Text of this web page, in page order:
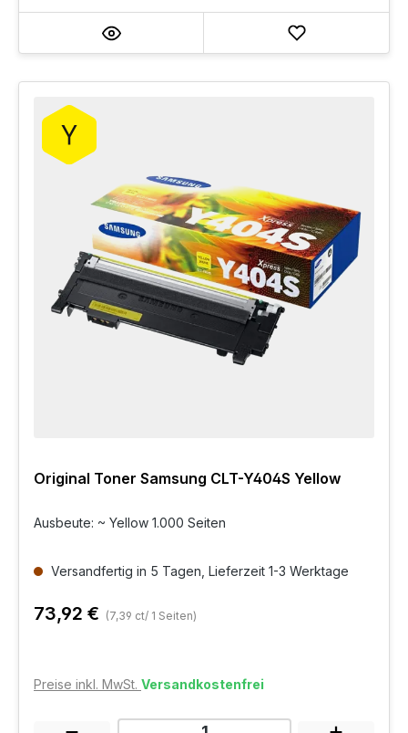
Original Toner Samsung CLT-Y404S Yellow
Ausbeute: ~ Yellow 1.000 Seiten
Versandfertig in 5 Tagen, Lieferzeit 1-3 Werktage
73,92 € (7,39 ct/ 1 Seiten)
Preise inkl. MwSt. Versandkostenfrei